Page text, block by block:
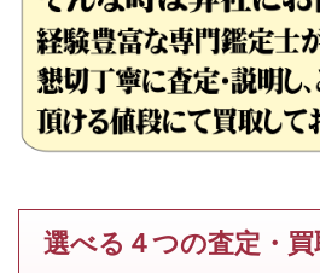
選べる４つの査定・買